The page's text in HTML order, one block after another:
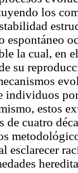
los
espontáneo
la cual, en
su
individuos
estos
de cuatro
esclarecer